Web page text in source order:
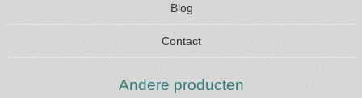
Blog
Contact
Andere producten